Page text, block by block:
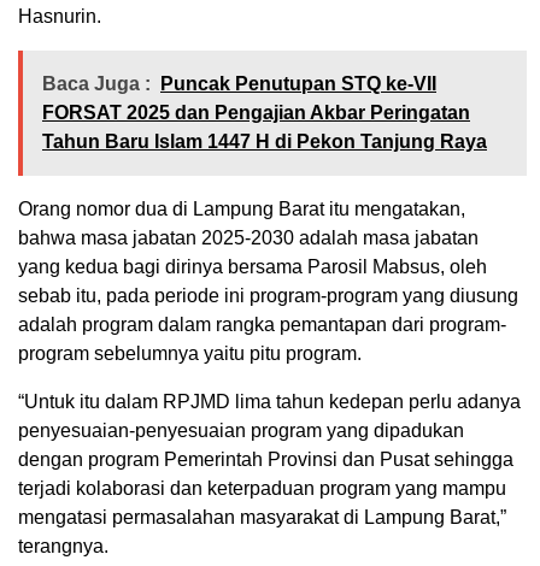
Hasnurin.
Baca Juga :
Puncak Penutupan STQ ke-VII
FORSAT 2025 dan Pengajian Akbar Peringatan
Tahun Baru Islam 1447 H di Pekon Tanjung Raya
Orang nomor dua di Lampung Barat itu mengatakan,
bahwa masa jabatan 2025-2030 adalah masa jabatan
yang kedua bagi dirinya bersama Parosil Mabsus, oleh
sebab itu, pada periode ini program-program yang diusung
adalah program dalam rangka pemantapan dari program-
program sebelumnya yaitu pitu program.
“Untuk itu dalam RPJMD lima tahun kedepan perlu adanya
penyesuaian-penyesuaian program yang dipadukan
dengan program Pemerintah Provinsi dan Pusat sehingga
terjadi kolaborasi dan keterpaduan program yang mampu
mengatasi permasalahan masyarakat di Lampung Barat,”
terangnya.